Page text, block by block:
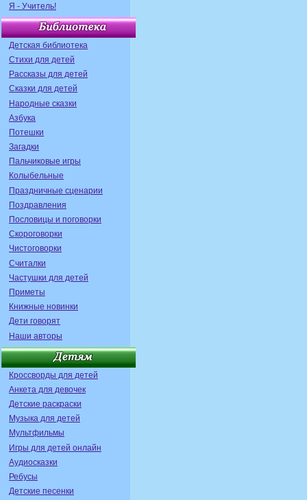
Я - Учитель!
Детская библиотека
Стихи для детей
Рассказы для детей
Сказки для детей
Народные сказки
Азбука
Потешки
Загадки
Пальчиковые игры
Колыбельные
Праздничные сценарии
Поздравления
Пословицы и поговорки
Скороговорки
Чистоговорки
Считалки
Частушки для детей
Приметы
Книжные новинки
Дети говорят
Наши авторы
Кроссворды для детей
Анкета для девочек
Детские раскраски
Музыка для детей
Мультфильмы
Игры для детей онлайн
Аудиосказки
Ребусы
Детские песенки